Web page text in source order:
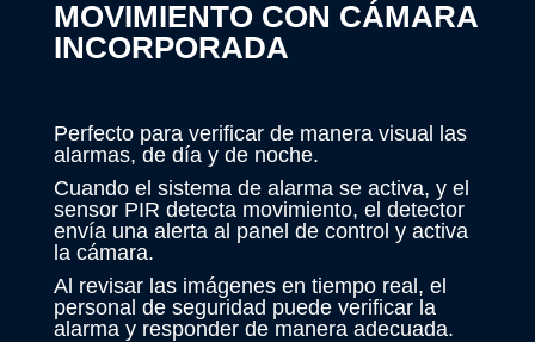
MOVIMIENTO CON CÁMARA
INCORPORADA
Perfecto para verificar de manera visual las
alarmas, de día y de noche.
Cuando el sistema de alarma se activa, y el
sensor PIR detecta movimiento, el detector
envía una alerta al panel de control y activa
la cámara.
Al revisar las imágenes en tiempo real, el
personal de seguridad puede verificar la
alarma y responder de manera adecuada.